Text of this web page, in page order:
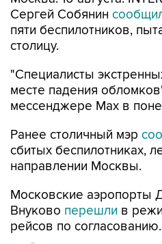
Сергей Собянин
пяти беспилотников,
столицу.
"Специалисты
месте падения
мессенджере Max в
Ранее столичный мэр
сбитых беспилотниках,
направлении Москвы.
Московские аэропорты
Внуково перешли в
рейсов по согласованию.